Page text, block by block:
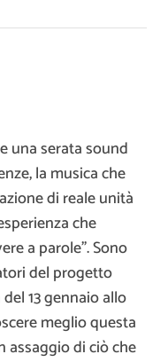
una serata sound
la musica che
di reale unità
che
a parole”. Sono
del progetto
13 gennaio allo
meglio questa
assaggio di ciò che